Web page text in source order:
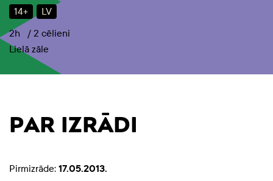
14+
LV
2h
/ 2 cēlieni
Lielā zāle
PAR IZRĀDI
Pirmizrāde: 17.05.2013.